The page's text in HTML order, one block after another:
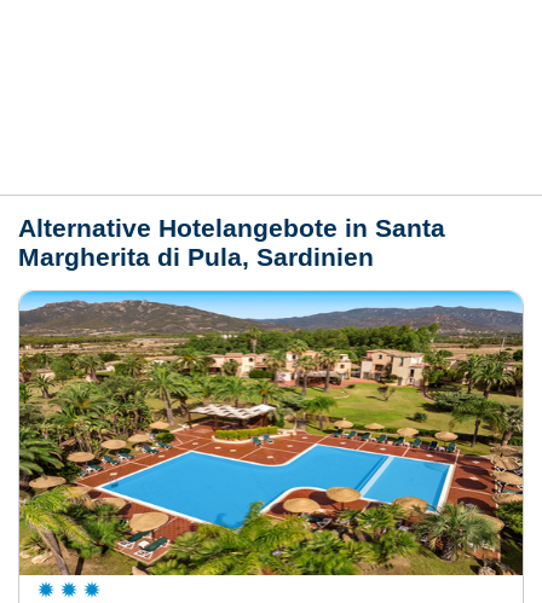
Alternative Hotelangebote in Santa
Margherita di Pula, Sardinien